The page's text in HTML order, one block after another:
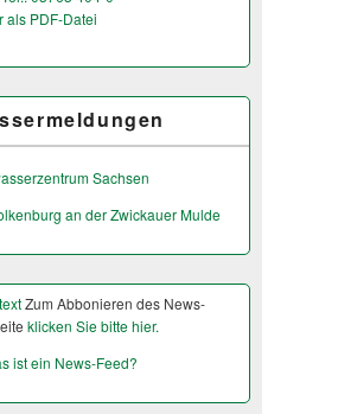
als PDF-Datei
Sachsen
an der Zwickauer Mulde
Zum Abbonieren des News-
klicken Sie bitte hier.
ist ein News-Feed?